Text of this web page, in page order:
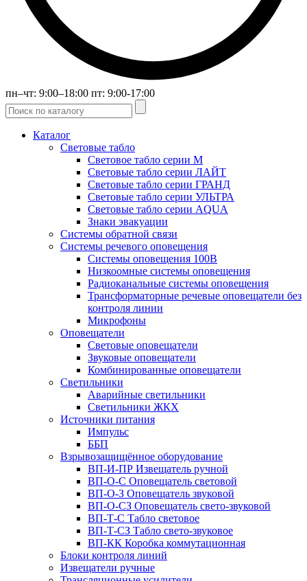
пн–чт: 9:00–18:00 пт: 9:00-17:00
Каталог
Световые табло
Световое табло серии М
Световые табло серии ЛАЙТ
Световые табло серии ГРАНД
Световые табло серии УЛЬТРА
Световые табло серии AQUA
Знаки эвакуации
Системы обратной связи
Системы речевого оповещения
Системы оповещения 100В
Низкоомные системы оповещения
Радиоканальные системы оповещения
Трансформаторные речевые оповещатели без
контроля линии
Микрофоны
Оповещатели
Световые оповещатели
Звуковые оповещатели
Комбинированные оповещатели
Светильники
Аварийные светильники
Светильники ЖКХ
Источники питания
Импульс
ББП
Взрывозащищённое оборудование
ВП-И-ПР Извещатель ручной
ВП-О-С Оповещатель световой
ВП-О-З Оповещатель звуковой
ВП-О-СЗ Оповещатель свето-звуковой
ВП-Т-С Табло световое
ВП-Т-СЗ Табло свето-звуковое
ВП-КК Коробка коммутационная
Блоки контроля линий
Извещатели ручные